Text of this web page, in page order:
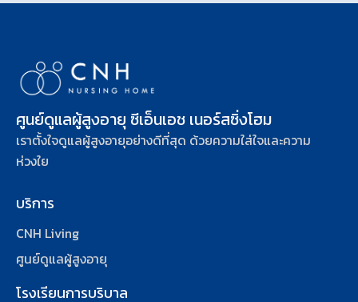
ศูนย์ดูแลผู้สูงอายุ ซีเอ็นเอช เนอร์สซิ่งโฮม
เราตั้งใจดูแลผู้สูงอายุอย่างดีที่สุด ด้วยความใส่ใจและความ
ห่วงใย
บริการ
CNH Living
ศูนย์ดูแลผู้สูงอายุ
โรงเรียนการบริบาล